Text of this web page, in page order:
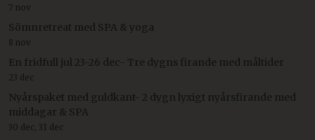
7 nov
Sömnretreat med SPA & yoga
8 nov
En fridfull jul 23-26 dec- Tre dygns firande med måltider
23 dec
Nyårspaket med guldkant- 2 dygn lyxigt nyårsfirande med
middagar & SPA
30 dec, 31 dec